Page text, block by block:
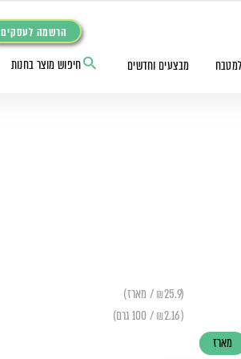
הרשמה לעסקים
מבצעים וחדשים
(₪25.9 / מארז)
(₪2.16 / 100 גרם)
מארז